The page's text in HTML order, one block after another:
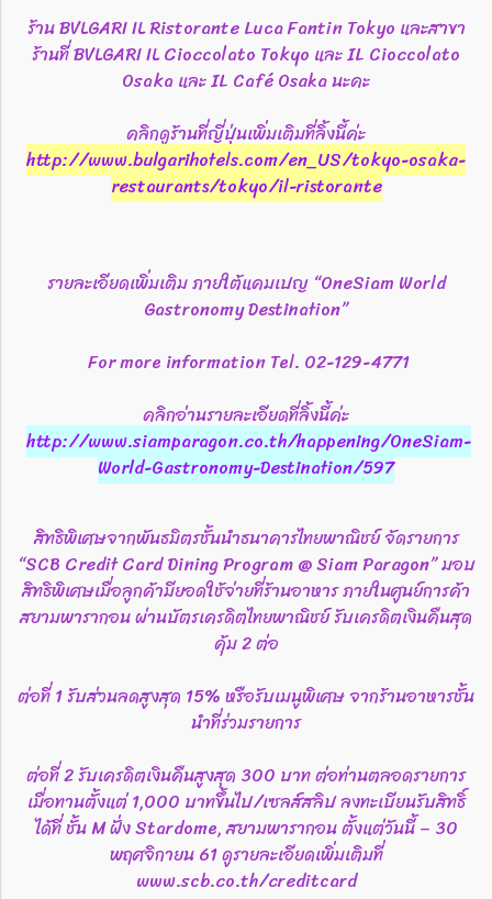
ร้าน BVLGARI IL Ristorante Luca Fantin Tokyo และสาขา
ร้านที่ BVLGARI IL Cioccolato Tokyo และ IL Cioccolato
Osaka และ IL Café Osaka นะคะ
คลิกดูร้านที่ญี่ปุ่นเพิ่มเติมที่ลิ้งนี้ค่ะ
http://www.bulgarihotels.com/en_US/tokyo-osaka-
restaurants/tokyo/il-ristorante
รายละเอียดเพิ่มเติม ภายใต้แคมเปญ “OneSiam World
Gastronomy Destination”
For more information Tel. 02-129-4771
คลิกอ่านรายละเอียดที่ลิ้งนี้ค่ะ
http://www.siamparagon.co.th/happening/OneSiam-
World-Gastronomy-Destination/597
สิทธิพิเศษจากพันธมิตรชั้นนำธนาคารไทยพาณิชย์ จัดรายการ
“SCB Credit Card Dining Program @ Siam Paragon” มอบ
สิทธิพิเศษเมื่อลูกค้ามียอดใช้จ่ายที่ร้านอาหาร ภายในศูนย์การค้า
สยามพารากอน ผ่านบัตรเครดิตไทยพาณิชย์ รับเครดิตเงินคืนสุด
คุ้ม 2 ต่อ
ต่อที่ 1 รับส่วนลดสูงสุด 15% หรือรับเมนูพิเศษ จากร้านอาหารชั้น
นำที่ร่วมรายการ
ต่อที่ 2 รับเครดิตเงินคืนสูงสุด 300 บาท ต่อท่านตลอดรายการ
เมื่อทานตั้งแต่ 1,000 บาทขึ้นไป/เซลส์สลิป ลงทะเบียนรับสิทธิ์
ได้ที่ ชั้น M ฝั่ง Stardome, สยามพารากอน ตั้งแต่วันนี้ – 30
พฤศจิกายน 61 ดูรายละเอียดเพิ่มเติมที่
www.scb.co.th/creditcard